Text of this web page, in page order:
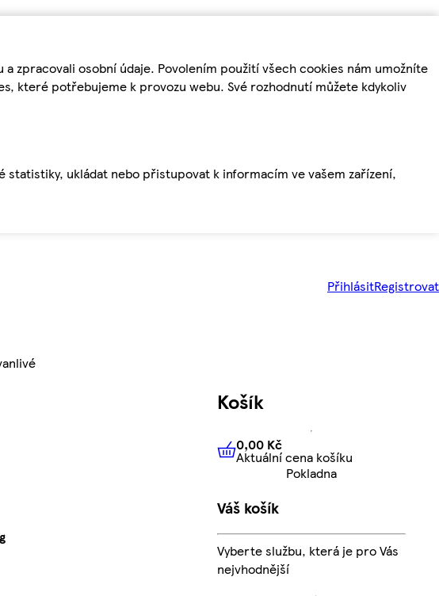
zpracovali osobní údaje. Povolením použití všech cookies nám umožníte
které potřebujeme k provozu webu. Své rozhodnutí můžete kdykoliv
ukládat nebo přistupovat k informacím ve vašem zařízení,
PřihlásitRegistrovat
Košík
0,00 KčAktuální cena košíku
0,00 Kč
Aktuální cena košíku
Pokladna
Váš košík
Vyberte službu, která je pro Vás
nejvhodnější